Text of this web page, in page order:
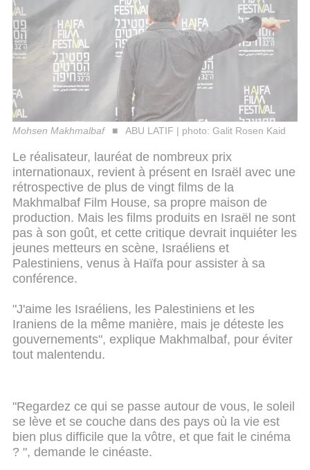
Mohsen Makhmalbaf ABU LATIF | photo: Galit Rosen Kaid
Le réalisateur, lauréat de nombreux prix
internationaux, revient à présent en Israël avec une
rétrospective de plus de vingt films de la
Makhmalbaf Film House, sa propre maison de
production. Mais les films produits en Israël ne sont
pas à son goût, et cette critique devrait inquiéter les
jeunes metteurs en scène, Israéliens et
Palestiniens, venus à Haïfa pour assister à sa
conférence.
"J'aime les Israéliens, les Palestiniens et les
Iraniens de la même manière, mais je déteste les
gouvernements", explique Makhmalbaf, pour éviter
tout malentendu.
"Regardez ce qui se passe autour de vous, le soleil
se lève et se couche dans des pays où la vie est
bien plus difficile que la vôtre, et que fait le cinéma
? ", demande le cinéaste.